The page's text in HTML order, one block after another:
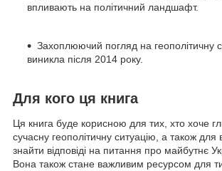
впливають на політичний ландшафт.
Захоплюючий погляд на геополітичну
виникла після 2014 року.
Для кого ця книга
Ця книга буде корисною для тих, хто хоче
сучасну геополітичну ситуацію, а також для
знайти відповіді на питання про майбутнє
Вона також стане важливим ресурсом для